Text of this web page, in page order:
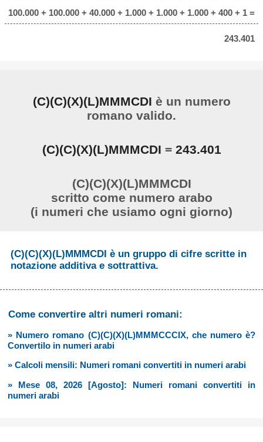
100.000 + 100.000 + 40.000 + 1.000 + 1.000 + 1.000 + 400 + 1 =
243.401
(C)(C)(X)(L)MMMCDI è un numero
romano valido.
(C)(C)(X)(L)MMMCDI = 243.401
(C)(C)(X)(L)MMMCDI
scritto come numero arabo
(i numeri che usiamo ogni giorno)
(C)(C)(X)(L)MMMCDI è un gruppo di cifre scritte in
notazione additiva e sottrattiva.
Come convertire altri numeri romani:
» Numero romano (C)(C)(X)(L)MMMCCCIX, che numero è?
Convertilo in numeri arabi
» Calcoli mensili: Numeri romani convertiti in numeri arabi
» Mese 08, 2026 [Agosto]: Numeri romani convertiti in
numeri arabi